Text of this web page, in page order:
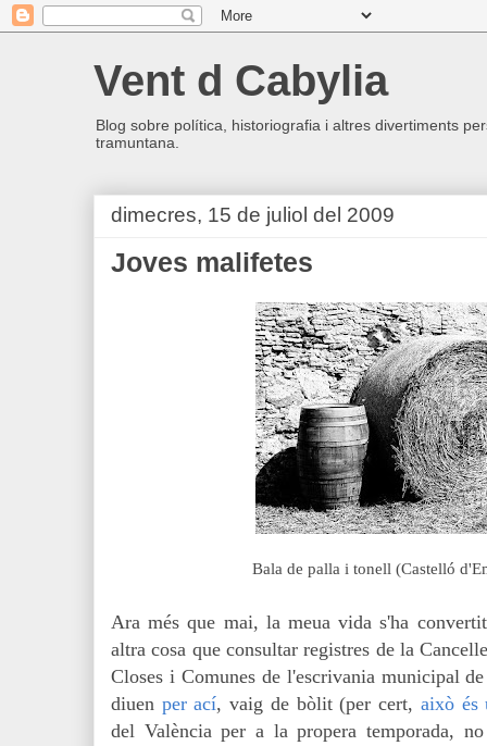
Vent d Cabylia
Blog sobre política, historiografia i altres divertiments
tramuntana.
dimecres, 15 de juliol del 2009
Joves malifetes
Bala de palla i tonell (Castelló
Ara més que mai, lameua vida s'ha
altra cosa que consultar registres de la
Closes i Comunes de l'escrivania municipal
diuen per ací, vaig de bòlit (per cert, això és
del València per a la propera temporada,